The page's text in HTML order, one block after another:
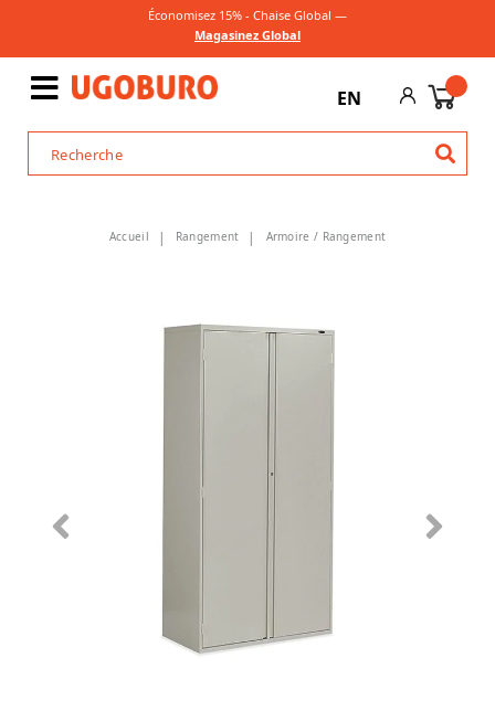
Économisez 15% - Chaise Global —
Magasinez Global
EN
Accueil Rangement Armoire / Rangement